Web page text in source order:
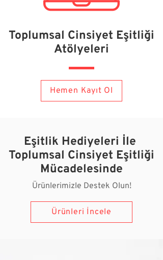
Toplumsal Cinsiyet Eşitliği
Atölyeleri
Hemen Kayıt Ol
Eşitlik Hediyeleri İle ​
Toplumsal Cinsiyet Eşitliği
Mücadelesinde
Ürünlerimizle Destek Olun!
Ürünleri İncele